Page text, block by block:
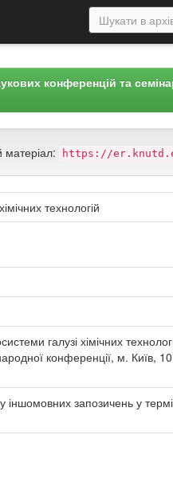
конференцій та
матеріал: https://
технологій
галузі хімічних
конференції, м.
запозичень у